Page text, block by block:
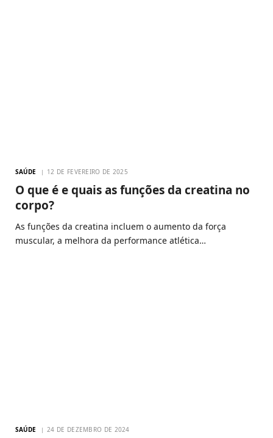
SAÚDE 12 DE FEVEREIRO DE 2025
O que é e quais as funções da creatina no
corpo?
As funções da creatina incluem o aumento da força
muscular, a melhora da performance atlética…
SAÚDE 24 DE DEZEMBRO DE 2024